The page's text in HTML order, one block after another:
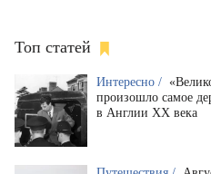
Топ статей
Интересно /
произошло самое
в Англии XX века